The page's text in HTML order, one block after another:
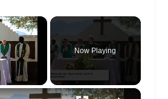
×
Now Playing
×